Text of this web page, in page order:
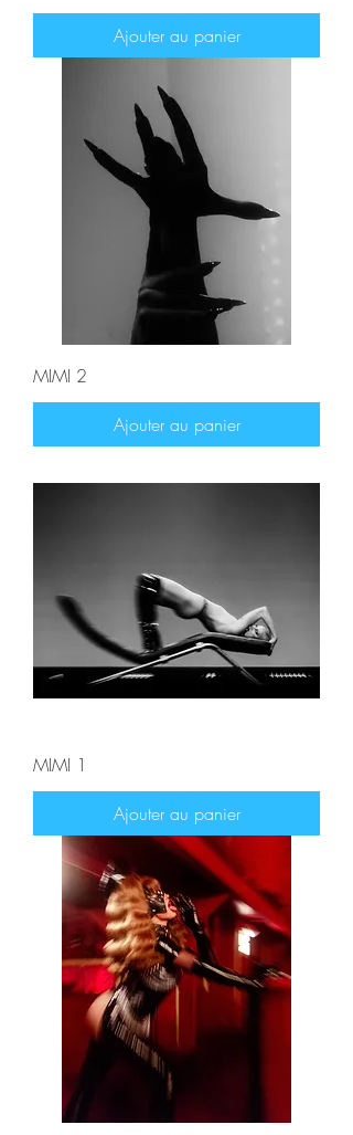
Ajouter au panier
MIMI 2
Ajouter au panier
MIMI 1
Ajouter au panier